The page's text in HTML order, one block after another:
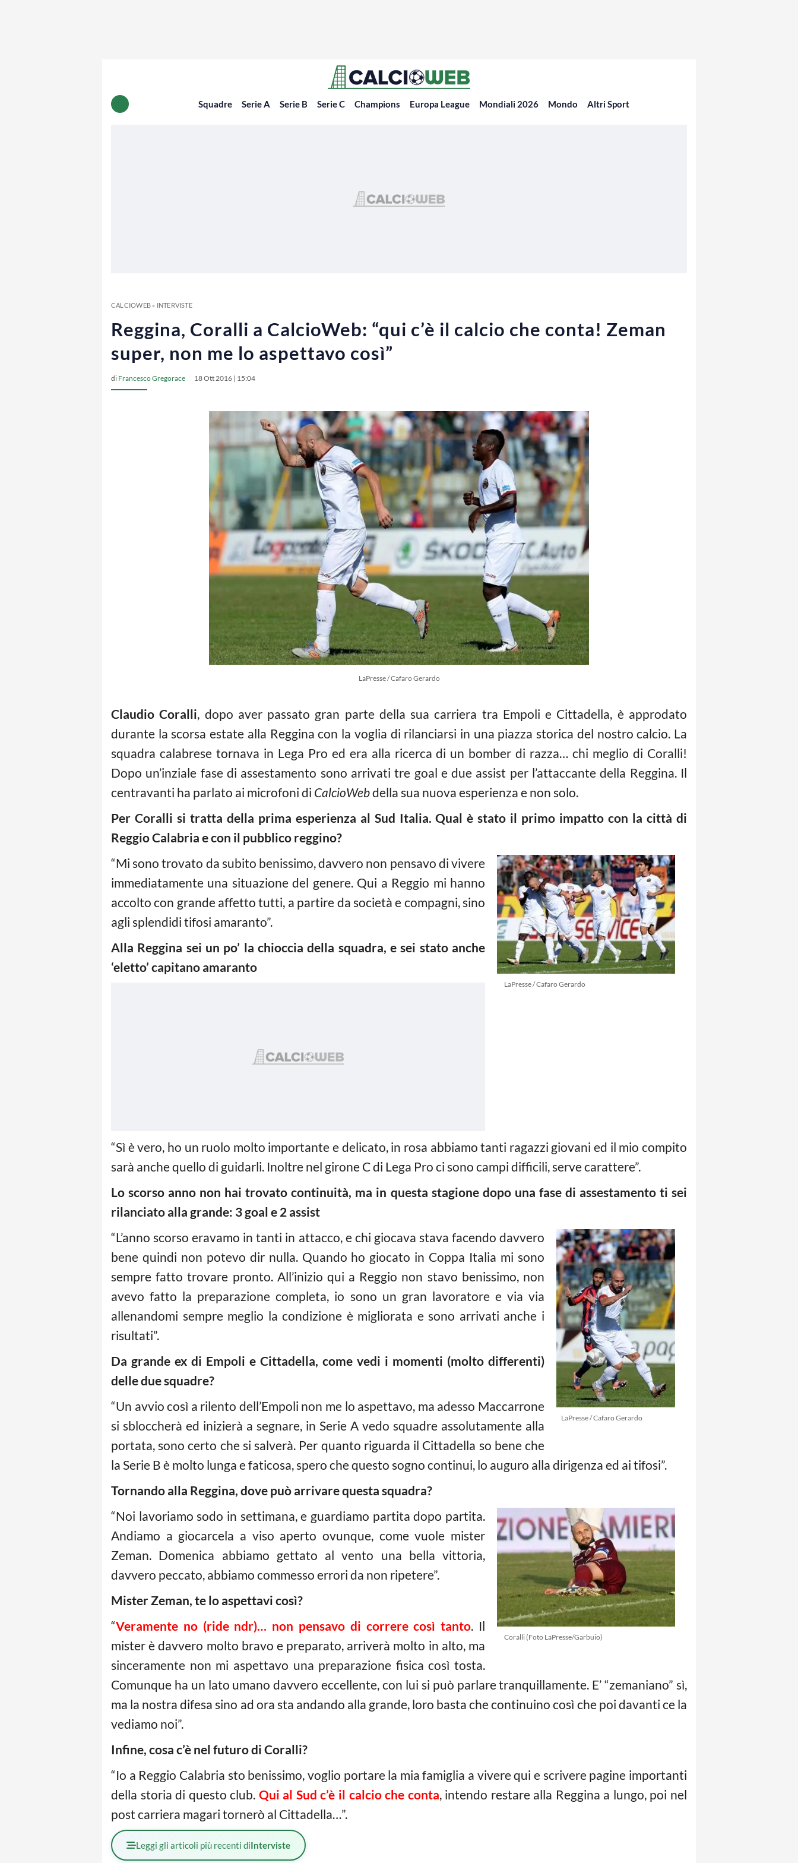
Squadre Serie A Serie B Serie C Champions Europa League Mondiali 2026 Mondo Altri Sport
CALCIOWEB» INTERVISTE
Reggina, Coralli a CalcioWeb: “qui c’è il calcio che conta! Zeman
super, non me lo aspettavo così”
di Francesco Gregorace 18 Ott 2016 | 15:04
LaPresse / Cafaro Gerardo
Claudio Coralli, dopo aver passato gran parte della sua carriera tra Empoli e Cittadella, è approdato
durante la scorsa estate alla Reggina con la voglia di rilanciarsi in una piazza storica del nostro calcio. La
squadra calabrese tornava in Lega Pro ed era alla ricerca di un bomber di razza… chi meglio di Coralli!
Dopo un’inziale fase di assestamento sono arrivati tre goal e due assist per l’attaccante della Reggina. Il
centravanti ha parlato ai microfoni di CalcioWebdella sua nuova esperienza e non solo.
Per Coralli si tratta della prima esperienza al Sud Italia. Qual è stato il primo impatto con la città di
Reggio Calabria e con il pubblico reggino?
LaPresse / Cafaro Gerardo
“Mi sono trovato da subito benissimo, davvero non pensavo di vivere
immediatamente una situazione del genere. Qui a Reggio mi hanno
accolto con grande affetto tutti, a partire da società e compagni, sino
agli splendidi tifosi amaranto”.
Alla Reggina sei un po’ la chioccia della squadra, e sei stato anche
‘eletto’ capitano amaranto
“Sì è vero, ho un ruolo molto importante e delicato, in rosa abbiamo tanti ragazzi giovani ed il mio compito
sarà anche quello di guidarli. Inoltre nel girone C di Lega Pro ci sono campi difficili, serve carattere”.
Lo scorso anno non hai trovato continuità, ma in questa stagione dopo una fase di assestamento ti sei
rilanciato alla grande: 3 goal e 2 assist
LaPresse / Cafaro Gerardo
“L’anno scorso eravamo in tanti in attacco, e chi giocava stava facendo davvero
bene quindi non potevo dir nulla. Quando ho giocato in Coppa Italia mi sono
sempre fatto trovare pronto. All’inizio qui a Reggio non stavo benissimo, non
avevo fatto la preparazione completa, io sono un gran lavoratore e via via
allenandomi sempre meglio la condizione è migliorata e sono arrivati anche i
risultati”.
Da grande ex di Empoli e Cittadella, come vedi i momenti (molto differenti)
delle due squadre?
“Un avvio così a rilento dell’Empoli non me lo aspettavo, ma adesso Maccarrone
si sbloccherà ed inizierà a segnare, in Serie A vedo squadre assolutamente alla
portata, sono certo che si salverà. Per quanto riguarda il Cittadella so bene che
la Serie B è molto lunga e faticosa, spero che questo sogno continui, lo auguro alla dirigenza ed ai tifosi”.
Tornando alla Reggina, dove può arrivare questa squadra?
Coralli (Foto LaPresse/Garbuio)
“Noi lavoriamo sodo in settimana, e guardiamo partita dopo partita.
Andiamo a giocarcela a viso aperto ovunque, come vuole mister
Zeman. Domenica abbiamo gettato al vento una bella vittoria,
davvero peccato, abbiamo commesso errori da non ripetere”.
Mister Zeman, te lo aspettavi così?
“Veramente no (ride ndr)… non pensavo di correre così tanto. Il
mister è davvero molto bravo e preparato, arriverà molto in alto, ma
sinceramente non mi aspettavo una preparazione fisica così tosta.
Comunque ha un lato umano davvero eccellente, con lui si può parlare tranquillamente. E’ “zemaniano” sì,
ma la nostra difesa sino ad ora sta andando alla grande, loro basta che continuino così che poi davanti ce la
vediamo noi”.
Infine, cosa c’è nel futuro di Coralli?
“Io a Reggio Calabria sto benissimo, voglio portare la mia famiglia a vivere qui e scrivere pagine importanti
della storia di questo club. Qui al Sud c’è il calcio che conta, intendo restare alla Reggina a lungo, poi nel
post carriera magari tornerò al Cittadella…”.
Leggi gli articoli più recenti diInterviste